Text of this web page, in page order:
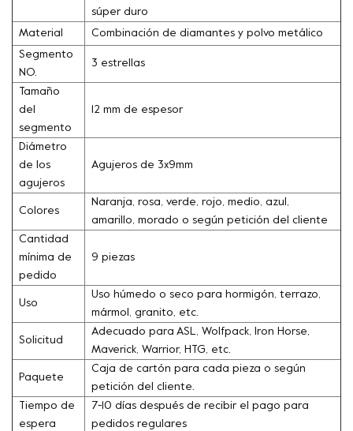
súper duro
Material Combinación de diamantes y polvo metálico
Segmento
NO.
3 estrellas
Tamaño
del
segmento
12 mm de espesor
Diámetro
de los
agujeros
Agujeros de 3x9mm
Colores
Naranja, rosa, verde, rojo, medio, azul,
amarillo, morado o según petición del cliente
Cantidad
mínima de
pedido
9 piezas
Uso
Uso húmedo o seco para hormigón, terrazo,
mármol, granito, etc.
Solicitud
Adecuado para ASL, Wolfpack, Iron Horse,
Maverick, Warrior, HTG, etc.
Paquete
Caja de cartón para cada pieza o según
petición del cliente.
Tiempo de
espera
7-10 días después de recibir el pago para
pedidos regulares